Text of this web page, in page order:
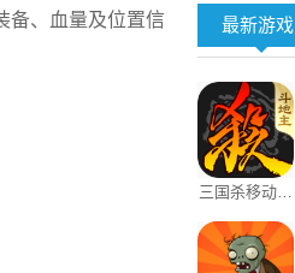
备、血量及位置信
最新游戏
三国杀移动版
oppo渠道服